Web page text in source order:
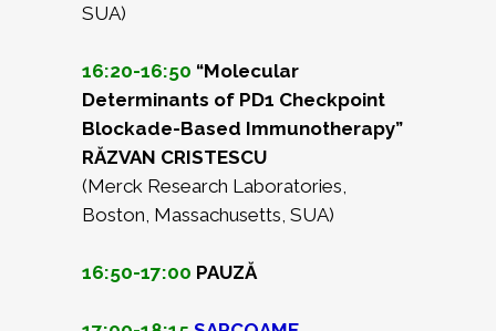
SUA)
16:20-16:50 “Molecular
Determinants of PD1 Checkpoint
Blockade-Based Immunotherapy”
RĂZVAN CRISTESCU
(Merck Research Laboratories,
Boston, Massachusetts, SUA)
16:50-17:00 PAUZĂ